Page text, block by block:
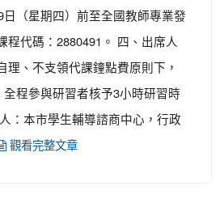
（星期四）前至全國教師專業發
程代碼：2880491。 四、出席人
理、不支領代課鐘點費原則下，
程參與研習者核予3小時研習時
：本市學生輔導諮商中心，行政
觀看完整文章